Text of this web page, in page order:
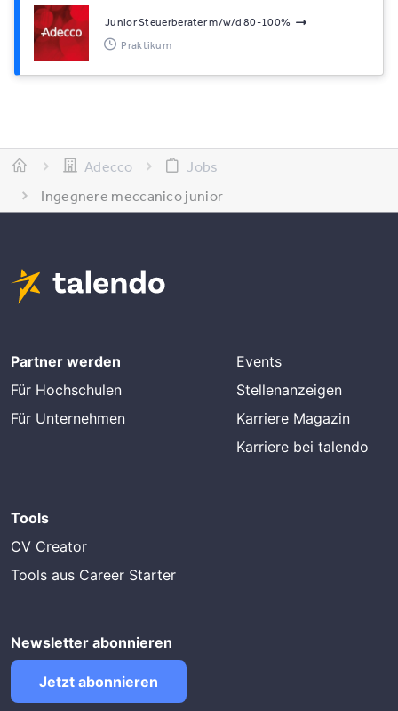
Junior Steuerberater m/w/d 80-100%
Praktikum
Adecco
Jobs
Ingegnere meccanico junior
Partner werden
Für Hochschulen
Für Unternehmen
Events
Stellenanzeigen
Karriere Magazin
Karriere bei talendo
Tools
CV Creator
Tools aus Career Starter
Newsletter abonnieren
Jetzt abonnieren